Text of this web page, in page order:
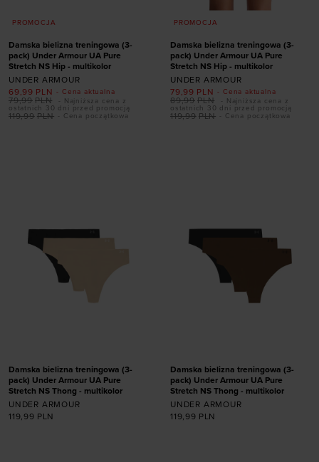
PROMOCJA
Damska bielizna treningowa (3-
pack) Under Armour UA Pure
Stretch NS Hip - multikolor
UNDER ARMOUR
- Cena aktualna
69,99 PLN
- Cena początkowa
119,99 PLN
79,99 PLN
- Najniższa cena z
ostatnich 30 dni przed promocją
PROMOCJA
Damska bielizna treningowa (3-
pack) Under Armour UA Pure
Stretch NS Hip - multikolor
UNDER ARMOUR
- Cena aktualna
79,99 PLN
- Cena początkowa
119,99 PLN
89,99 PLN
- Najniższa cena z
ostatnich 30 dni przed promocją
Damska bielizna treningowa (3-
pack) Under Armour UA Pure
Stretch NS Thong - multikolor
UNDER ARMOUR
119,99 PLN
Damska bielizna treningowa (3-
pack) Under Armour UA Pure
Stretch NS Thong - multikolor
UNDER ARMOUR
119,99 PLN